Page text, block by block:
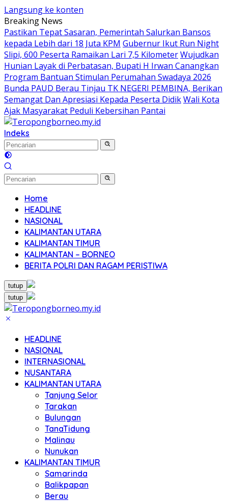
Langsung ke konten
Breaking News
Pastikan Tepat Sasaran, Pemerintah Salurkan Bansos
kepada Lebih dari 18 Juta KPM Gubernur Ikut Run Night
Slipi, 600 Peserta Ramaikan Lari 7,5 KilometerWujudkan
Hunian Layak di Perbatasan, Bupati H Irwan Canangkan
Program Bantuan Stimulan Perumahan Swadaya 2026
Bunda PAUD Berau Tinjau TK NEGERI PEMBINA, Berikan
Semangat Dan Apresiasi Kepada Peserta DidikWali Kota
Ajak Masyarakat Peduli Kebersihan Pantai
Indeks
Home
HEADLINE
NASIONAL
KALIMANTAN UTARA
KALIMANTAN TIMUR
KALIMANTAN – BORNEO
BERITA POLRI DAN RAGAM PERISTIWA
tutup
tutup
HEADLINE
NASIONAL
INTERNASIONAL
NUSANTARA
KALIMANTAN UTARA
Tanjung Selor
Tarakan
Bulungan
TanaTidung
Malinau
Nunukan
KALIMANTAN TIMUR
Samarinda
Balikpapan
Berau